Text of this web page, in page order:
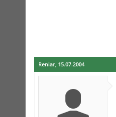
Reniar, 15.07.2004